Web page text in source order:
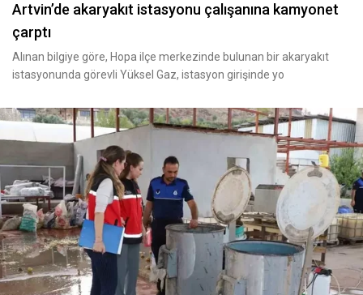
Artvin’de akaryakıt istasyonu çalışanına kamyonet
çarptı
Alınan bilgiye göre, Hopa ilçe merkezinde bulunan bir akaryakıt
istasyonunda görevli Yüksel Gaz, istasyon girişinde yo